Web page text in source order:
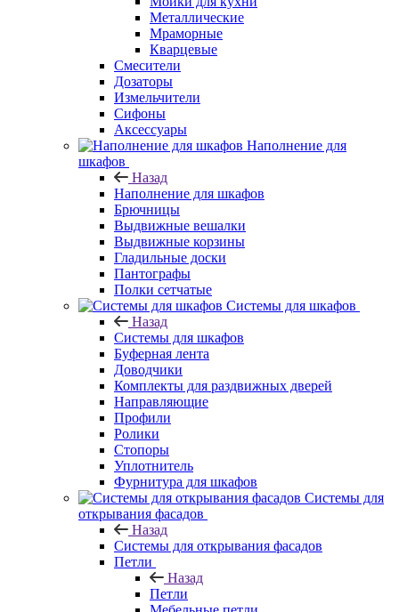
Металлические
Мраморные
Кварцевые
Смесители
Дозаторы
Измельчители
Сифоны
Аксессуары
Наполнение для
шкафов
Назад
Наполнение для шкафов
Брючницы
Выдвижные вешалки
Выдвижные корзины
Гладильные доски
Пантографы
Полки сетчатые
Системы для шкафов
Назад
Системы для шкафов
Буферная лента
Доводчики
Комплекты для раздвижных дверей
Направляющие
Профили
Ролики
Стопоры
Уплотнитель
Фурнитура для шкафов
Системы для
открывания фасадов
Назад
Системы для открывания фасадов
Петли
Назад
Петли